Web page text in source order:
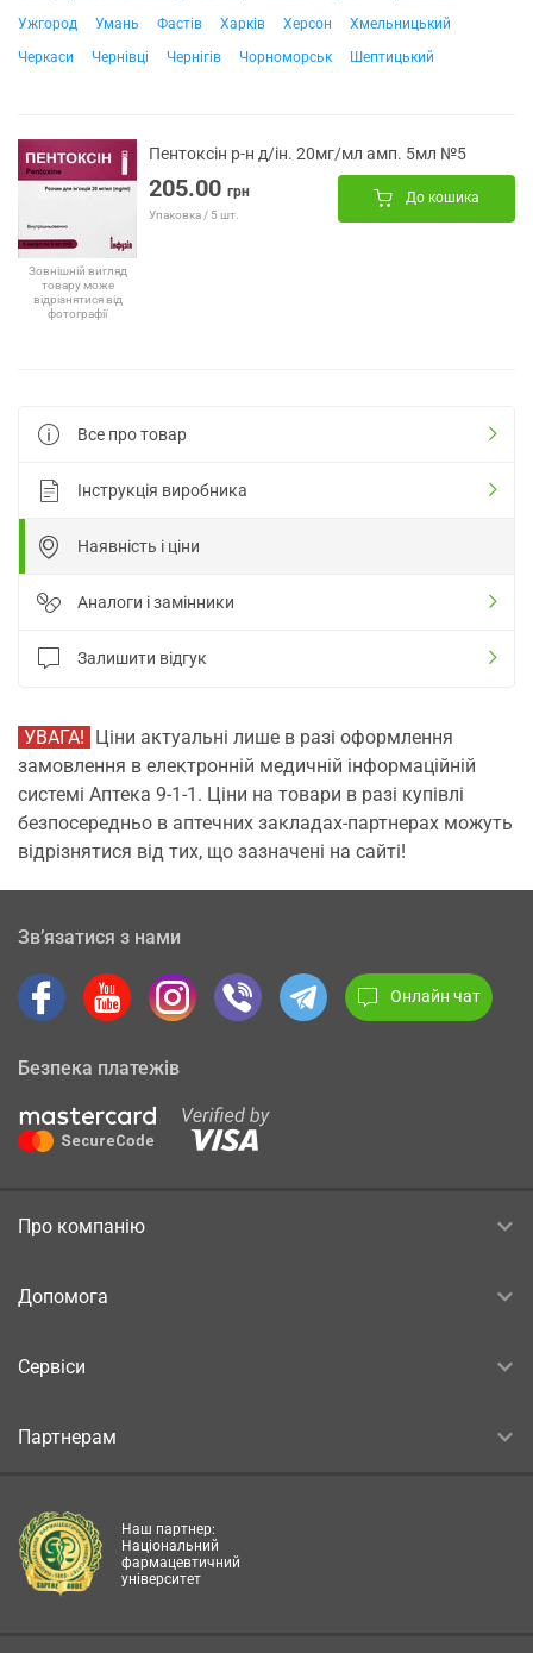
Ужгород
Умань Фастів Харків Херсон
Хмельницький
Черкаси
Чернівці Чернігів Чорноморськ Шептицький
Зовнішній вигляд
товару може
відрізнятися від
фотографії
Пентоксін р-н д/ін. 20мг/мл амп. 5мл №5
205.00 грн
Упаковка / 5 шт.
До кошика
Все про товар
Інструкція виробника
Наявність і ціни
Аналоги і замінники
Залишити відгук
УВАГА! Ціни актуальні лише в разі оформлення
замовлення в електронній медичній інформаційній
системі Аптека 9-1-1. Ціни на товари в разі купівлі
безпосередньо в аптечних закладах-партнерах можуть
відрізнятися від тих, що зазначені на сайті!
Зв’язатися з нами
Онлайн чат
Безпека платежів
Про компанію
Допомога
Сервіси
Партнерам
Наш партнер:
Національний
фармацевтичний
університет